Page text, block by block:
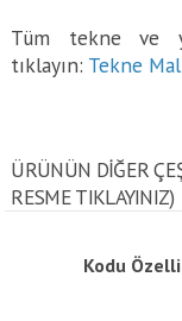
Tüm tekne ve
tıklayın: Tekne
ÜRÜNÜN DİĞER
RESME TIKLAYINIZ)
Kodu